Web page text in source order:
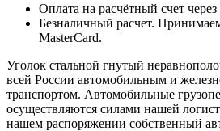
Оплата на расчётный счет через
Безналичный расчет.
MasterCard.
Уголок стальной гнутый
всей России автомобильным и
транспортом. Автомобильные
осуществляются силами нашей
нашем распоряжении собственный